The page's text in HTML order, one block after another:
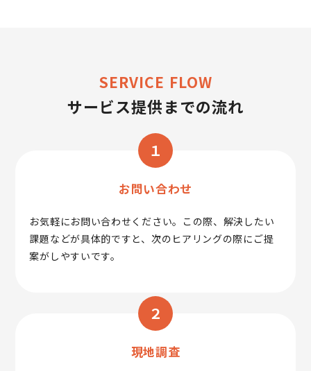
SERVICE FLOW
サービス提供までの流れ
１
お問い合わせ
お気軽にお問い合わせください。この際、解決したい
課題などが具体的ですと、次のヒアリングの際にご提
案がしやすいです。
２
現地調査